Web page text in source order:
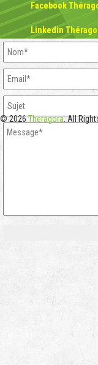
Facebook
Linkedin
© 2026Theragora. All